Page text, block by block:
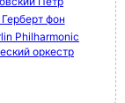
фон
Philharmonic
оркестр